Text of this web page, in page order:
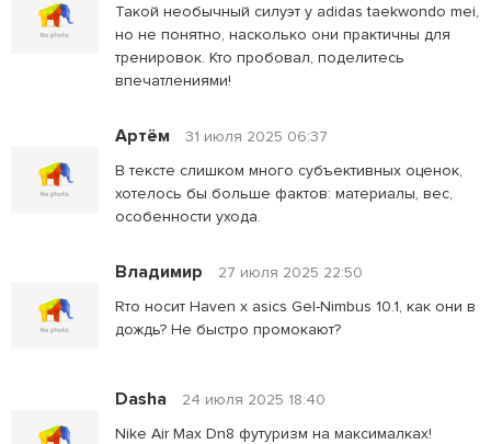
Такой необычный силуэт у adidas taekwondo mei,
но не понятно, насколько они практичны для
тренировок. Кто пробовал, поделитесь
впечатлениями!
Артём
31 июля 2025 06:37
В тексте слишком много субъективных оценок,
хотелось бы больше фактов: материалы, вес,
особенности ухода.
Владимир
27 июля 2025 22:50
Rто носит Haven x asics Gel-Nimbus 10.1, как они в
дождь? Не быстро промокают?
Dasha
24 июля 2025 18:40
Nike Air Max Dn8 футуризм на максималках!